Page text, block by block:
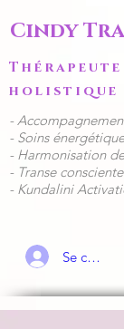
Cindy
holistique
​-
​​- Soins
- Harmonisation
- Transe
- Kundalini
Se